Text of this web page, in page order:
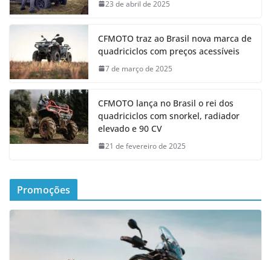
23 de abril de 2025
CFMOTO traz ao Brasil nova marca de
quadriciclos com preços acessíveis
7 de março de 2025
CFMOTO lança no Brasil o rei dos
quadriciclos com snorkel, radiador
elevado e 90 CV
21 de fevereiro de 2025
Promoções